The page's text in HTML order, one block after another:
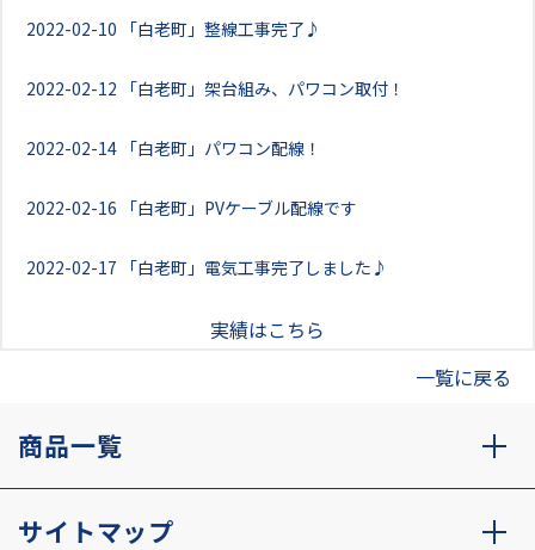
2022-02-10 「白老町」整線工事完了♪
2022-02-12 「白老町」架台組み、パワコン取付！
2022-02-14 「白老町」パワコン配線！
2022-02-16 「白老町」PVケーブル配線です
2022-02-17 「白老町」電気工事完了しました♪
実績はこちら
一覧に戻る
商品一覧
サイトマップ